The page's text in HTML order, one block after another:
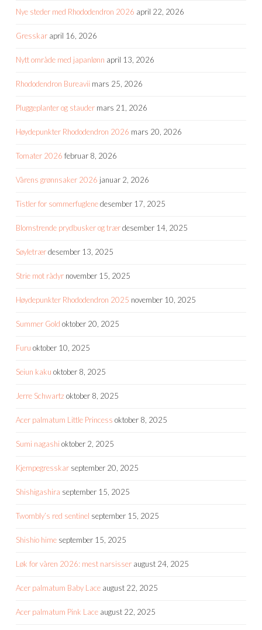
Nye steder med Rhododendron 2026 april 22, 2026
Gresskar april 16, 2026
Nytt område med japanlønn april 13, 2026
Rhododendron Bureavii mars 25, 2026
Pluggeplanter og stauder mars 21, 2026
Høydepunkter Rhododendron 2026 mars 20, 2026
Tomater 2026 februar 8, 2026
Vårens grønnsaker 2026 januar 2, 2026
Tistler for sommerfuglenedesember 17, 2025
Blomstrende prydbusker og trærdesember 14, 2025
Søyletrærdesember 13, 2025
Strie mot rådyr november 15, 2025
Høydepunkter Rhododendron 2025 november 10, 2025
Summer Gold oktober 20, 2025
Furu oktober 10, 2025
Seiun kaku oktober 8, 2025
Jerre Schwartzoktober 8, 2025
Acer palmatum Little Princess oktober 8, 2025
Sumi nagashi oktober 2, 2025
Kjempegresskar september 20, 2025
Shishigashira september 15, 2025
Twombly’s red sentinel september 15, 2025
Shishio hime september 15, 2025
Løk for våren 2026: mest narsisser august 24, 2025
Acer palmatum Baby Lace august 22, 2025
Acer palmatum Pink Lace august 22, 2025